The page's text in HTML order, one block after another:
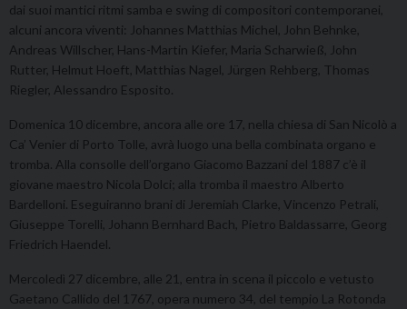
dai suoi mantici ritmi samba e swing di compositori contemporanei,
alcuni ancora viventi: Johannes Matthias Michel, John Behnke,
Andreas Willscher, Hans-Martin Kiefer, Maria Scharwieß, John
Rutter, Helmut Hoeft, Matthias Nagel, Jürgen Rehberg, Thomas
Riegler, Alessandro Esposito.
Domenica 10 dicembre, ancora alle ore 17, nella chiesa di San Nicolò a
Ca’ Venier di Porto Tolle, avrà luogo una bella combinata organo e
tromba. Alla consolle dell’organo Giacomo Bazzani del 1887 c’è il
giovane maestro Nicola Dolci; alla tromba il maestro Alberto
Bardelloni. Eseguiranno brani di Jeremiah Clarke, Vincenzo Petrali,
Giuseppe Torelli, Johann Bernhard Bach, Pietro Baldassarre, Georg
Friedrich Haendel.
Mercoledì 27 dicembre, alle 21, entra in scena il piccolo e vetusto
Gaetano Callido del 1767, opera numero 34, del tempio La Rotonda